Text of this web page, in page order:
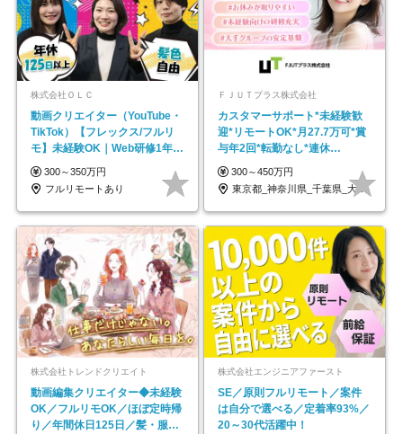
株式会社ＯＬＣ
動画クリエイター（YouTube・
TikTok）【フレックス/フルリ
モ】未経験OK｜Web研修1年間
｜副業OK
300～350万円
フルリモートあり
ＦＪＵＴプラス株式会社
カスタマーサポート*未経験歓
迎*リモートOK*月27.7万可*賞
与年2回*転勤なし*連休
OK/ZE010232
300～450万円
東京都_神奈川県_千葉県_大阪府_愛知県…
株式会社トレンドクリエイト
動画編集クリエイター◆未経験
OK／フルリモOK／ほぼ定時帰
り／年間休日125日／髪・服・
株式会社エンジニアファースト
SE／原則フルリモート／案件
は自分で選べる／定着率93%／
20～30代活躍中！